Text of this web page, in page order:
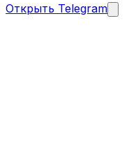
Открыть Telegram